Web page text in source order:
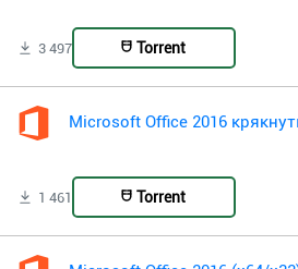
3 497 Torrent
Microsoft Office 2016
1 461 Torrent